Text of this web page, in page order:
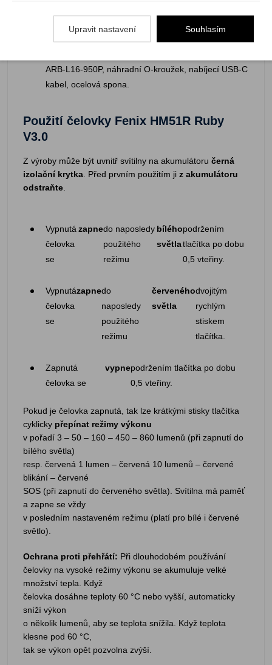
ARB-L16-950P, náhradní O-kroužek, nabíjecí USB-C
kabel, ocelová spona.
Použití čelovky Fenix HM51R Ruby
V3.0
Z výroby může být uvnitř svítilny na akumulátoru černá
izolační krytka . Před prvním použitím ji z akumulátoru
odstraňte
Vypnutá
čelovka
se
zapnedo naposledy
použitého
režimu
bílého
světla
podržením
tlačítka po dobu
0,5 vteřiny.
Vypnutá
čelovka
se
zapnedo
naposledy
použitého
režimu
červeného
světla
dvojitým
rychlým
stiskem
tlačítka.
Zapnutá
čelovka se
vypnepodržením tlačítka po dobu
0,5 vteřiny.
Pokud je čelovka zapnutá, tak lze krátkými stisky tlačítka
cyklicky přepínat režimy výkonu
v pořadí 3 – 50 – 160 – 450 – 860 lumenů (při zapnutí do
bílého světla)
resp. červená 1 lumen – červená 10 lumenů – červené
blikání – červené
SOS (při zapnutí do červeného světla). Svítilna má paměť
a zapne se vždy
v posledním nastaveném režimu (platí pro bílé i červené
světlo).
Ochrana proti přehřátí: Při dlouhodobém používání
čelovky na vysoké režimy výkonu se akumuluje velké
množství tepla. Když
čelovka dosáhne teploty 60 °C nebo vyšší, automaticky
sníží výkon
o několik lumenů, aby se teplota snížila. Když teplota
klesne pod 60 °C,
tak se výkon opět pozvolna zvýší.
Upravit nastavení Souhlasím